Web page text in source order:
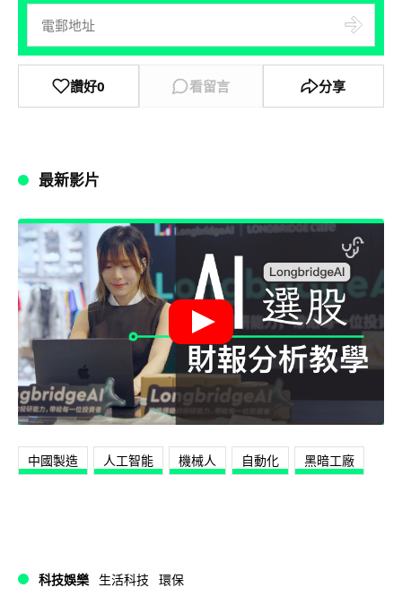
讚好0 看留言 分享
最新影片
中國製造 人工智能 機械人 自動化 黑暗工廠
科技娛樂 生活科技 環保